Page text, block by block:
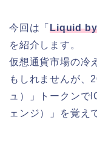
今回は「Liquid by
を紹介します。
仮想通貨市場の冷
もしれませんが、
ュ）」トークンで
ェンジ）」を覚え